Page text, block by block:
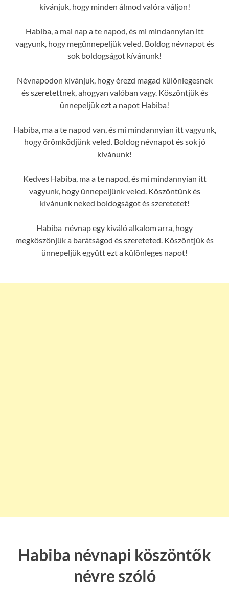
kívánjuk, hogy minden álmod valóra váljon!
Habiba, a mai nap a te napod, és mi mindannyian itt
vagyunk, hogy megünnepeljük veled. Boldog névnapot és
sok boldogságot kívánunk!
Névnapodon kívánjuk, hogy érezd magad különlegesnek
és szeretettnek, ahogyan valóban vagy. Köszöntjük és
ünnepeljük ezt a napot Habiba!
Habiba, ma a te napod van, és mi mindannyian itt vagyunk,
hogy örömködjünk veled. Boldog névnapot és sok jó
kívánunk!
Kedves Habiba, ma a te napod, és mi mindannyian itt
vagyunk, hogy ünnepeljünk veled. Köszöntünk és
kívánunk neked boldogságot és szeretetet!
Habiba névnap egy kiváló alkalom arra, hogy
megköszönjük a barátságod és szereteted. Köszöntjük és
ünnepeljük együtt ezt a különleges napot!
Habiba névnapi köszöntők
névre szóló